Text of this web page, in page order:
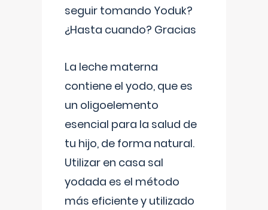
seguir tomando Yoduk?
¿Hasta cuando? Gracias
La leche materna
contiene el yodo, que es
un oligoelemento
esencial para la salud de
tu hijo, de forma natural.
Utilizar en casa sal
yodada es el método
más eficiente y utilizado